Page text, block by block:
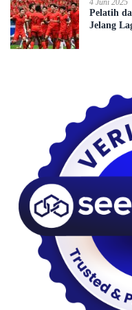
4 Juni 2025
Pelatih
Jelang